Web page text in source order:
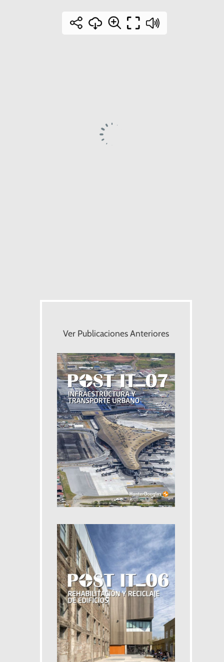
Ver Publicaciones Anteriores